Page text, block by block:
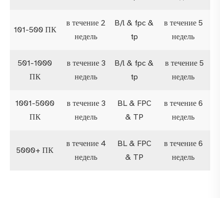
101-500 ПК
в течение 2
недель
B/l & fpc &
tp
в течение 5
недель
501-1000
ПК
в течение 3
недель
B/l & fpc &
tp
в течение 5
недель
1001-5000
ПК
в течение 3
недель
BL & FPC
& TP
в течение 6
недель
5000+ ПК
в течение 4
недель
BL & FPC
& TP
в течение 6
недель